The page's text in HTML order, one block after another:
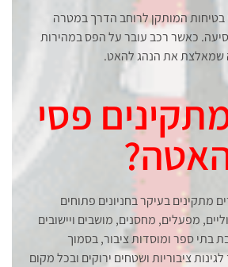
המותקן לרוחב הדרך במטרה
כאשר רכב עובר על הפס במהירות
שמאלצת את הנהג להאט.
פסי
מתקינים בעיקר בחניונים פתוחים
מפעלים, מחסנים, מושבים ויישובים
בתי ספר ומוסדות ציבור, בסמוך
ציבוריות ושטחים ירוקים ובכל מקום